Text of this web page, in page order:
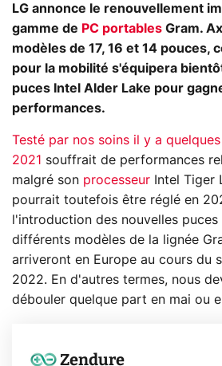
LG annonce le renouvellement
gamme de PC portables Gram.
modèles de 17, 16 et 14 pouces,
pour la mobilité s'équipera
puces Intel Alder Lake pour
performances.
Testé par nos soins il y a
2021 souffrait de performances
malgré son processeur Intel Tiger
pourrait toutefois être réglé en
l'introduction des nouvelles
différents modèles de la lignée
arriveront en Europe au cours du
2022. En d'autres termes, nous
débouler quelque part en mai ou
Zendure